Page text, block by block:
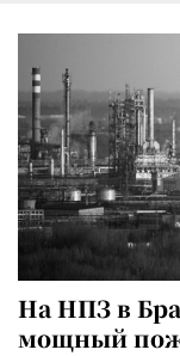
На НПЗ в
мощный